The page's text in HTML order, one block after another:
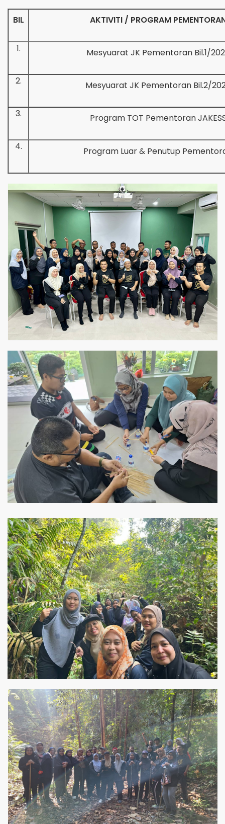
BIL AKTIVITI / PROGRAM
1. Mesyuarat JK Pementoran Bil.1/
2. Mesyuarat JK Pementoran Bil.2/
3. Program TOT Pementoran
4. Program Luar & Penutup